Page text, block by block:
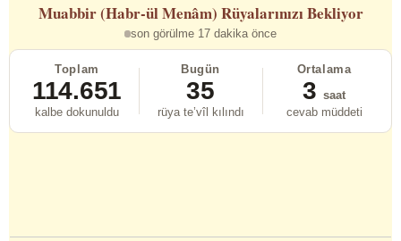
Muabbir (Habr-ül Menâm) Rüyalarınızı Bekliyor
son görülme 17 dakika önce
Toplam
114.651
kalbe dokunuldu
Bugün
35
rüya te’vîl kılındı
Ortalama
3 saat
cevab müddeti